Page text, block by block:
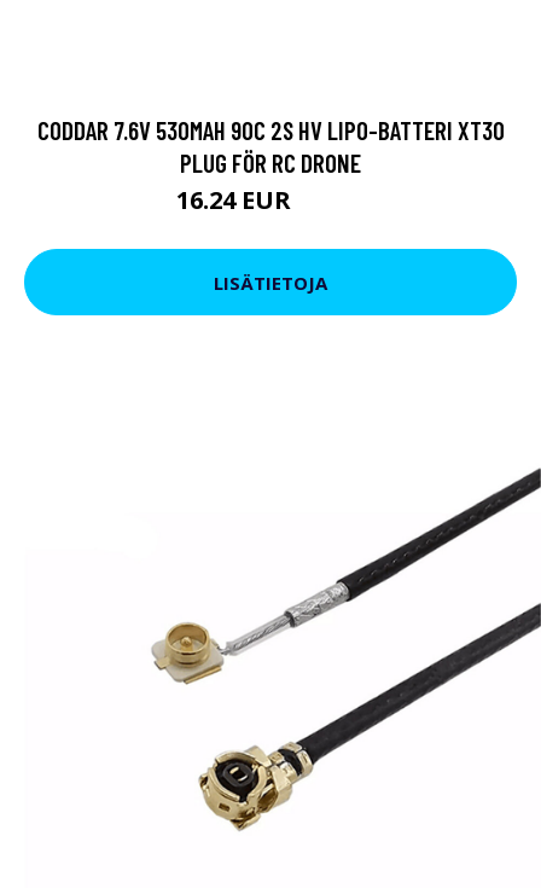
CODDAR 7.6V 530MAH 90C 2S HV LIPO-BATTERI XT30
PLUG FÖR RC DRONE
16.24 EUR
LISÄTIETOJA